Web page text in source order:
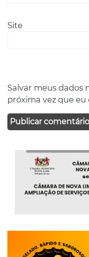
Site
Salvar meus dados
próxima vez que